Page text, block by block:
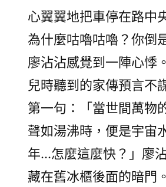
心翼翼地把車停在路中
為什麼咕嚕咕嚕？你倒
廖沾沾感覺到一陣心悸
兒時聽到的家傳預言不
第一句：「當世間萬物
聲如湯沸時，便是宇宙
年…怎麼這麼快？」廖
藏在舊冰櫃後面的暗門